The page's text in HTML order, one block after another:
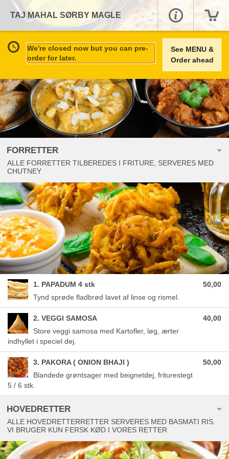
TAJ MAHAL SØRBY MAGLE
We're closed now but you can pre-
order for later.
See MENU &
Order ahead
FORRETTER
ALLE FORRETTER TILBEREDES I FRITURE, SERVERES MED
CHUTNEY
1. PAPADUM 4 stk
Tynd sprøde fladbrød lavet af linse og rismel.
50,00
2. VEGGI SAMOSA
Store veggi samosa med Kartofler, løg, ærter
indhyllet i speciel dej.
40,00
3. PAKORA ( ONION BHAJI )
Blandede grøntsager med beignetdej, friturestegt
5 / 6 stk.
50,00
HOVEDRETTER
ALLE HOVEDRETTERRETTER SERVERES MED BASMATI RIS.
VI BRUGER KUN FERSK KØD I VORES RETTER